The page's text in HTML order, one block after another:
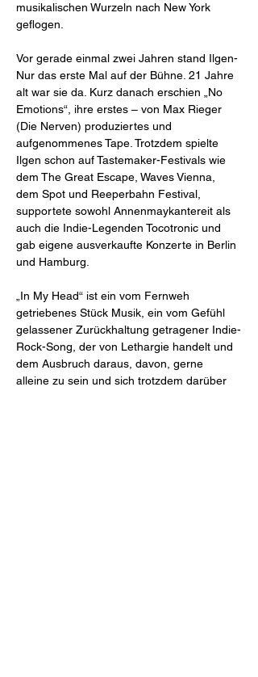
musikalischen Wurzeln nach New York
Vor gerade einmal zwei Jahren stand Ilgen-
Nur das erste Mal auf der Bühne. 21 Jahre
alt war sie da. Kurz danach erschien „No
Emotions“, ihre erstes – von Max Rieger
(Die Nerven) produziertes und
aufgenommenes Tape. Trotzdem spielte
Ilgen schon auf Tastemaker-Festivals wie
dem The Great Escape, Waves Vienna,
dem Spot und Reeperbahn Festival,
supportete sowohl Annenmaykantereit als
auch die Indie-Legenden Tocotronic und
gab eigene ausverkaufte Konzerte in Berlin
„In My Head“ ist ein vom Fernweh
getriebenes Stück Musik, ein vom Gefühl
gelassener Zurückhaltung getragener Indie-
Rock-Song, der von Lethargie handelt und
dem Ausbruch daraus, davon, gerne
alleine zu sein und sich trotzdem darüber